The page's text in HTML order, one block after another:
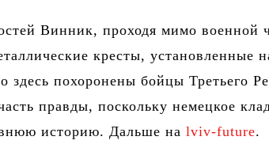
Винник, проходя мимо военной
кресты, установленные
здесь похоронены бойцы Третьего
правды, поскольку немецкое
историю. Дальше наlviv-future.